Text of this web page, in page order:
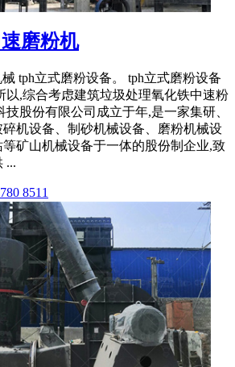
磨粉机
tph立式磨粉设备。 tph立式磨粉设备
以,综合考虑建筑垃圾处理氧化铁中速粉
技股份有限公司成立于年,是一家集研、
机设备、制砂机械设备、磨粉机械设
矿山机械设备于一体的股份制企业,致
...
8511